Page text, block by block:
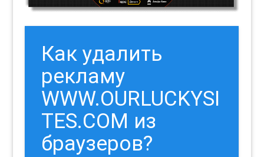
Как удалить
рекламу
WWW.OURLUCKYSI
TES.COM из
браузеров?